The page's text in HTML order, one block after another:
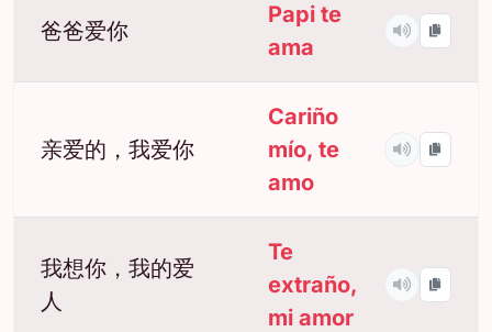
爸爸爱你
Papi te
ama
亲爱的，我爱你
Cariño
mío, te
amo
我想你，我的爱
人
Te
extraño,
mi amor